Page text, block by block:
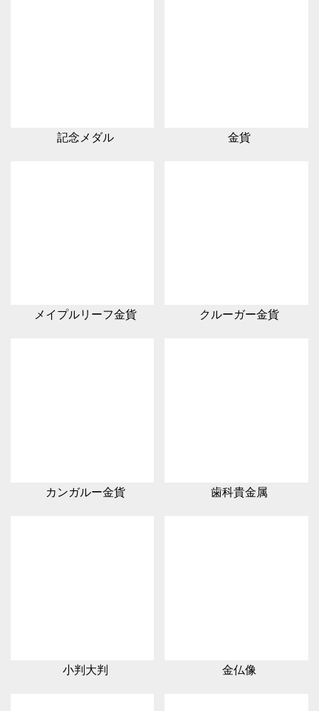
記念メダル 金貨
メイプルリーフ金貨 クルーガー金貨
カンガルー金貨 歯科貴金属
小判大判 金仏像